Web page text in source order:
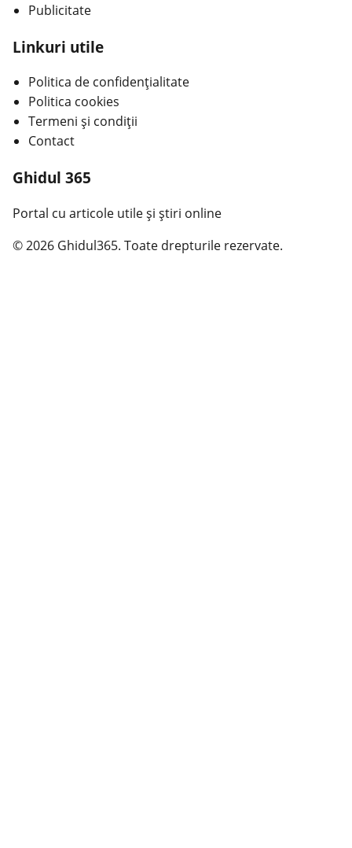
Publicitate
Linkuri utile
Politica de confidențialitate
Politica cookies
Termeni și condiții
Contact
Ghidul 365
Portal cu articole utile și știri online
© 2026 Ghidul365. Toate drepturile rezervate.